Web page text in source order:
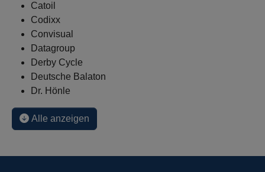
Catoil
Codixx
Convisual
Datagroup
Derby Cycle
Deutsche Balaton
Dr. Hönle
Alle anzeigen